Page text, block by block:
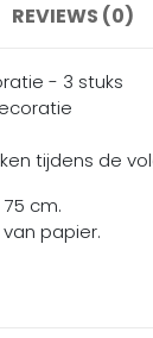
REVIEWS (0)
- 3 stuks
tijdens de
cm.
papier.